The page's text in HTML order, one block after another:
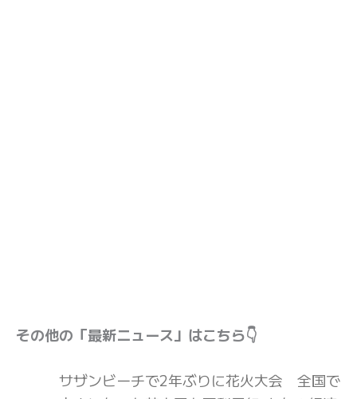
その他の「最新ニュース」はこちら👇
サザンビーチで2年ぶりに花火大会 全国で